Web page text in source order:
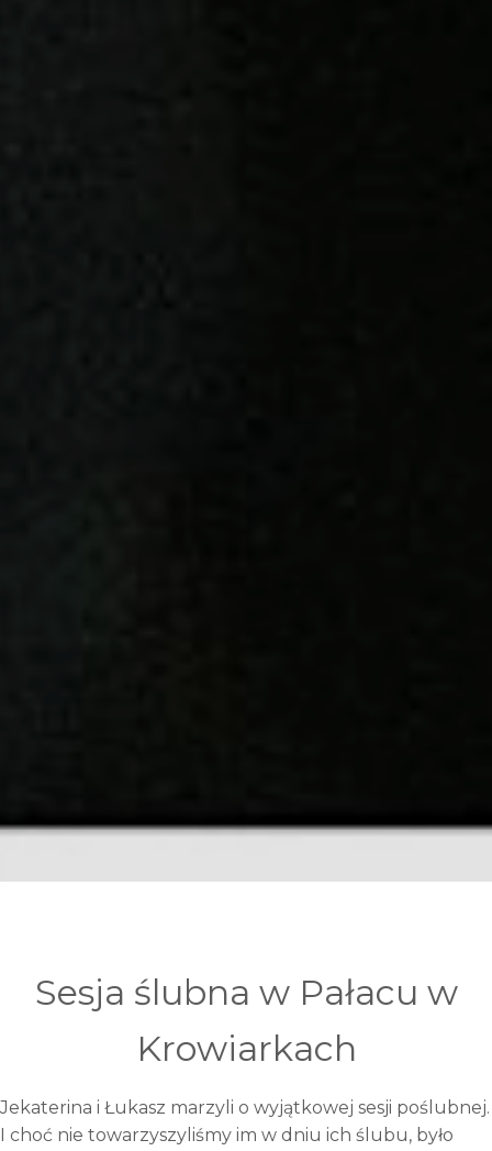
Sesja ślubna w Pałacu w
Krowiarkach
Jekaterina i Łukasz marzyli o wyjątkowej sesji poślubnej.
I choć nie towarzyszyliśmy im w dniu ich ślubu, było